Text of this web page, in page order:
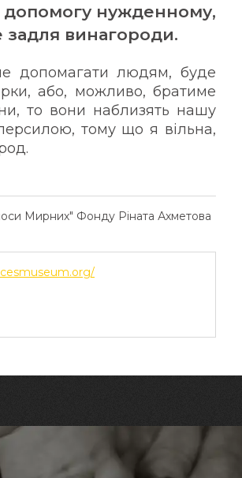
допомогу нужденному,
задля винагороди.
допомагати людям, буде
або, можливо, братиме
то вони наблизять нашу
тому що я вільна,
Мирних" Фонду Ріната Ахметова